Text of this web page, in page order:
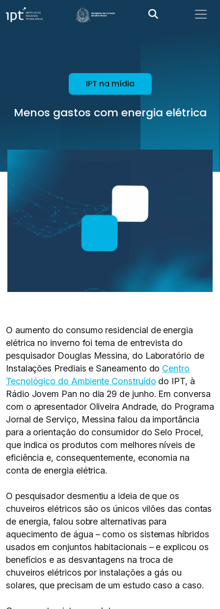
IPT na mídia
Menos gastos com energia elétrica
O aumento do consumo residencial de energia
elétrica no inverno foi tema de entrevista do
pesquisador Douglas Messina, do Laboratório de
Instalações Prediais e Saneamento do Centro
Tecnológico do Ambiente Construído do IPT, à
Rádio Jovem Pan no dia 29 de junho. Em conversa
com o apresentador Oliveira Andrade, do Programa
Jornal de Serviço, Messina falou da importância
para a orientação do consumidor do Selo Procel,
que indica os produtos com melhores níveis de
eficiência e, consequentemente, economia na
conta de energia elétrica.
O pesquisador desmentiu a ideia de que os
chuveiros elétricos são os únicos vilões das contas
de energia, falou sobre alternativas para
aquecimento de água – como os sistemas híbridos
usados em conjuntos habitacionais – e explicou os
benefícios e as desvantagens na troca de
chuveiros elétricos por instalações a gás ou
solares, que precisam de um estudo caso a caso.